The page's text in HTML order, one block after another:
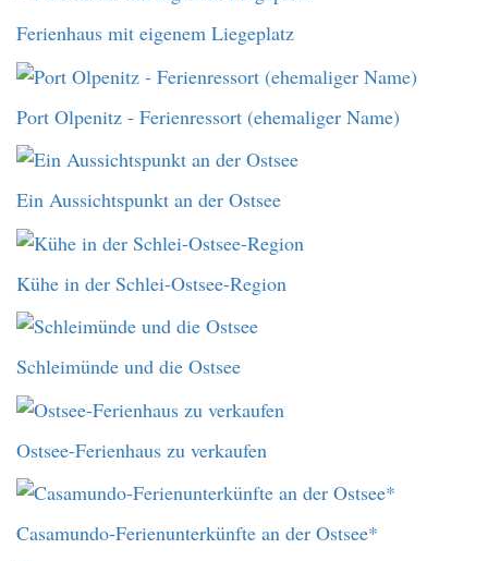
Ferienhaus mit eigenem Liegeplatz
Port Olpenitz - Ferienressort (ehemaliger Name)
Ein Aussichtspunkt an der Ostsee
Kühe in der Schlei-Ostsee-Region
Schleimünde und die Ostsee
Ostsee-Ferienhaus zu verkaufen
Casamundo-Ferienunterkünfte an der Ostsee*